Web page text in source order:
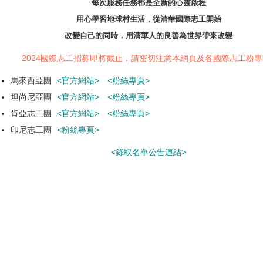
每次服務任務都是全新的心靈啟程
用心學習地球村生活，從清華國際志工開始
改變自己的同時，用清華人的良善為世界帶來改變
2024國際志工招募即將截止， 請密切注意本網頁及各國際志工粉
馬來西亞團 官方網站
粉絲專頁
坦尚尼亞團
官方網站
粉絲專頁
肯亞志工團
官方網站
粉絲專頁
印尼志工團
粉絲專頁
錄取名單公告連結